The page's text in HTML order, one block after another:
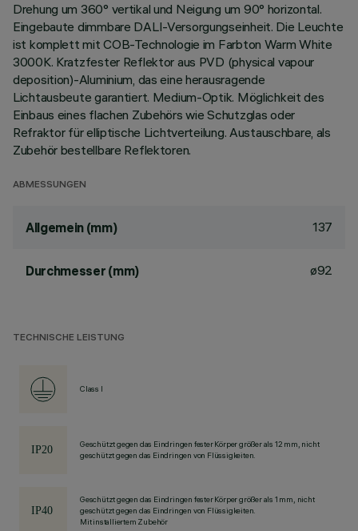
Drehung um 360° vertikal und Neigung um 90° horizontal.
Eingebaute dimmbare DALI-Versorgungseinheit. Die Leuchte
ist komplett mit COB-Technologie im Farbton Warm White
3000K. Kratzfester Reflektor aus PVD (physical vapour
deposition)-Aluminium, das eine herausragende
Lichtausbeute garantiert. Medium-Optik. Möglichkeit des
Einbaus eines flachen Zubehörs wie Schutzglas oder
Refraktor für elliptische Lichtverteilung. Austauschbare, als
Zubehör bestellbare Reflektoren.
ABMESSUNGEN
Allgemein (mm) 137
Durchmesser (mm) ø92
TECHNISCHE LEISTUNG
Class I
Geschützt gegen das Eindringen fester Körper größer als 12 mm, nicht
geschützt gegen das Eindringen von Flüssigkeiten.
Geschützt gegen das Eindringen fester Körper größer als 1 mm, nicht
geschützt gegen das Eindringen von Flüssigkeiten.
Mit installiertem Zubehör